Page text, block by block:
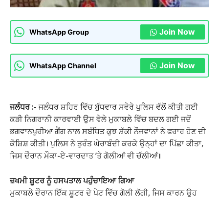
WhatsApp Group Join Now
WhatsApp Channel Join Now
ਜਲੰਧਰ :-ਜਲੰਧਰ ਸ਼ਹਿਰ ਵਿੱਚ ਬੁੱਧਵਾਰ ਸਵੇਰੇ ਪੁਲਿਸ ਵੱਲੋਂ ਕੀਤੀ ਗਈ
ਕੜੀ ਨਿਗਰਾਨੀ ਕਾਰਵਾਈ ਉਸ ਵੇਲੇ ਮੁਕਾਬਲੇ ਵਿੱਚ ਬਦਲ ਗਈ ਜਦੋਂ
ਭਗਵਾਨਪੁਰੀਆ ਗੈਂਗ ਨਾਲ ਸਬੰਧਿਤ ਕੁਝ ਸ਼ੱਕੀ ਨੌਜਵਾਨਾਂ ਨੇ ਫਰਾਰ ਹੋਣ ਦੀ
ਕੋਸ਼ਿਸ਼ ਕੀਤੀ। ਪੁਲਿਸ ਨੇ ਤੁਰੰਤ ਘੇਰਾਬੰਦੀ ਕਰਕੇ ਉਨ੍ਹਾਂ ਦਾ ਪਿੱਛਾ ਕੀਤਾ,
ਜਿਸ ਦੌਰਾਨ ਮੌਕਾ-ਏ-ਵਾਰਦਾਤ ’ਤੇ ਗੋਲੀਆਂ ਵੀ ਚੱਲੀਆਂ।
ਜ਼ਖਮੀ ਸ਼ੂਟਰ ਨੂੰ ਹਸਪਤਾਲ ਪਹੁੰਚਾਇਆ ਗਿਆ
ਮੁਕਾਬਲੇ ਦੌਰਾਨ ਇੱਕ ਸ਼ੂਟਰ ਦੇ ਪੇਟ ਵਿੱਚ ਗੋਲੀ ਲੱਗੀ, ਜਿਸ ਕਾਰਨ ਉਹ